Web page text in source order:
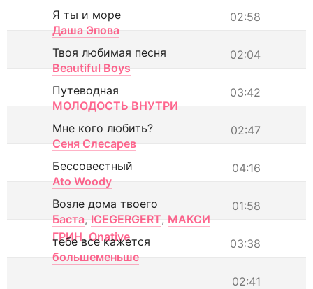
02:58
Я ты и море
Даша Эпова
02:04
Твоя любимая песня
Beautiful Boys
03:42
Путеводная
МОЛОДОСТЬ ВНУТРИ
02:47
Мне кого любить?
Сеня Слесарев
04:16
Бессовестный
Ato Woody
01:58
Возле дома твоего
Баста, ICEGERGERT, МАКСИ
ГРИН, Onative 03:38
тебе все кажется
большеменьше
02:41